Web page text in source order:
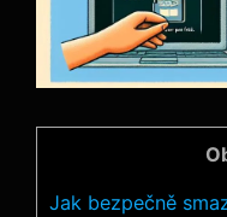
Jak bezpečně